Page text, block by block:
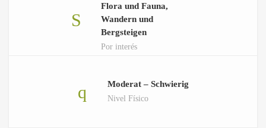
Flora und Fauna,
Wandern und
Bergsteigen
Por interés
Moderat – Schwierig
Nivel Físico